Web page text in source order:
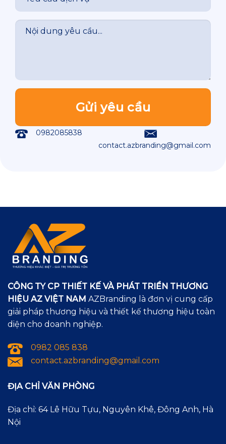
0982085838
contact.azbranding@gmail.com
CÔNG TY CP THIẾT KẾ VÀ PHÁT TRIỂN THƯƠNG
HIỆU AZ VIỆT NAM AZBranding là đơn vị cung cấp
giải pháp thương hiệu và thiết kế thương hiệu toàn
diện cho doanh nghiệp.
0982 085 838
contact.azbranding@gmail.com
ĐỊA CHỈ VĂN PHÒNG
Địa chỉ: 64 Lê Hữu Tựu, Nguyên Khê, Đông Anh, Hà
Nội